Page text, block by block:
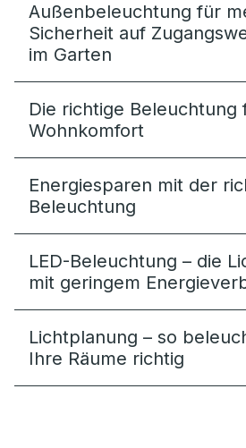
Außenbeleuchtung für
Sicherheit auf
im Garten
Die richtige Beleuchtung
Wohnkomfort
Energiesparen mit der
Beleuchtung
LED-Beleuchtung – die
mit geringem
Lichtplanung – so
Ihre Räume richtig